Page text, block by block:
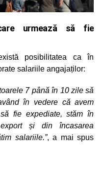
urmează să fie
posibilitatea ca în
salariile angajaților:
7 până în 10 zile să
în vedere că avem
fie expediate, stăm în
și din încasarea
salariile.”, a mai spus